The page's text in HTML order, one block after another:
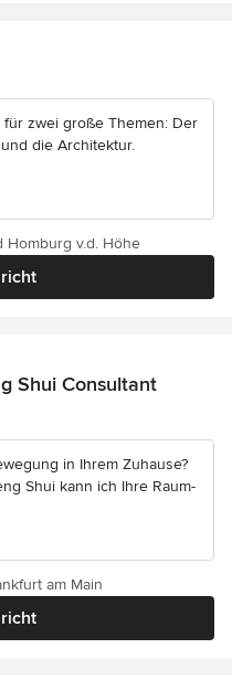
zwei große Themen: Der
die Architektur.
Homburg v.d. Höhe
Shui Consultant
5 Sternen
in Ihrem Zuhause?
Shui kann ich Ihre Raum-
am Main